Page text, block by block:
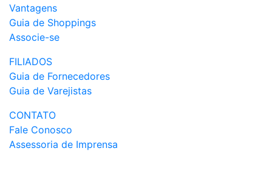
Vantagens
Guia de Shoppings
Associe-se
FILIADOS
Guia de Fornecedores
Guia de Varejistas
CONTATO
Fale Conosco
Assessoria de Imprensa